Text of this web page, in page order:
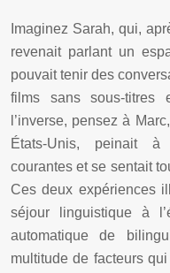
Imaginez Sarah, qui,
revenait parlant un
pouvait tenir des
films sans sous-titres
l’inverse, pensez à
États-Unis, peinait à
courantes et se sentait
Ces deux expériences
séjour linguistique à
automatique de
multitude de facteurs